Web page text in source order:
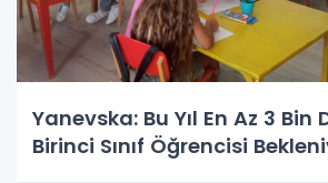
Yanevska: Bu Yıl En Az 3 Bin
Birinci Sınıf Öğrencisi